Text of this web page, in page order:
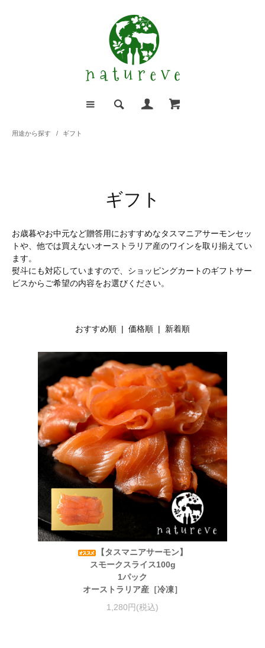
用途から探す / ギフト
ギフト
お歳暮やお中元など贈答用におすすめなタスマニアサーモンセッ
トや、他では買えないオーストラリア産のワインを取り揃えてい
ます。
熨斗にも対応していますので、ショッピングカートのギフトサー
ビスからご希望の内容をお選びください。
おすすめ順 | 価格順 | 新着順
【タスマニアサーモン】
スモークスライス100g
1パック
オーストラリア産［冷凍］
1,280円(税込)